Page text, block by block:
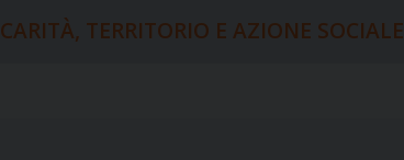
CARITÀ, TERRITORIO E AZIONE SOCIALE